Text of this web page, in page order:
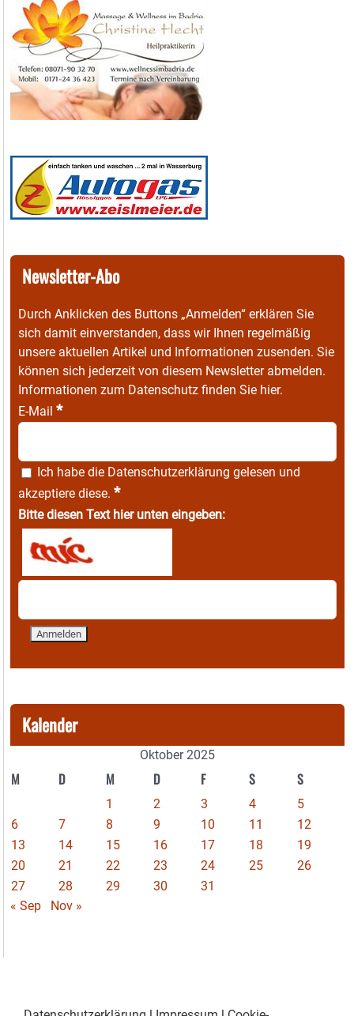
Newsletter-Abo
Durch Anklicken des Buttons „Anmelden“ erklären Sie
sich damit einverstanden, dass wir Ihnen regelmäßig
unsere aktuellen Artikel und Informationen zusenden. Sie
können sich jederzeit von diesem Newsletter abmelden.
Informationen zum Datenschutz finden Sie hier.
E-Mail *
Ich habe die Datenschutzerklärung gelesen und
akzeptiere diese. *
Bitte diesen Text hier unten eingeben:
Kalender
Oktober 2025
M D M D F S S
1 2 3 4
5
6
7 8 9 10 11
12
13
14 15 16 17 18
19
20
21 22 23 24 25
26
27
28 29 30
31
« Sep
Nov »